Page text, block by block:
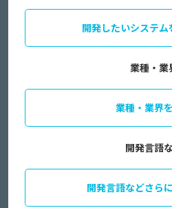
開発したいシステム
業種・業
業種・業界
開発言語
開発言語などさら